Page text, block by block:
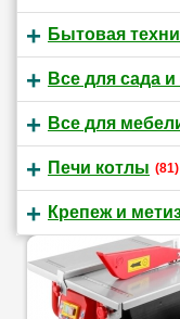
Бытовая
Все для сада
Все для
Печи котлы (81)
Крепеж и